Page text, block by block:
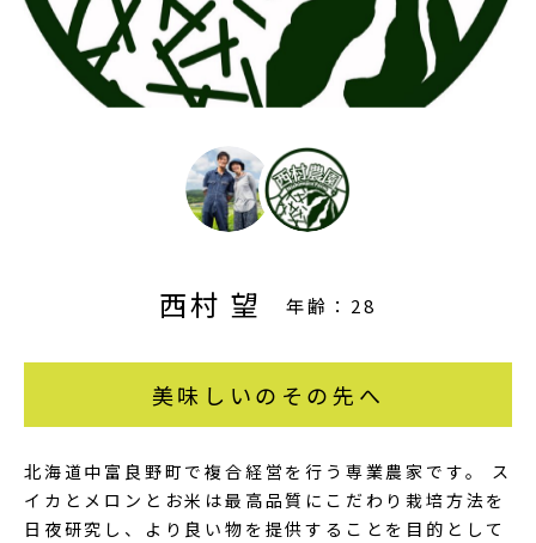
西村 望 年齢：28
美味しいのその先へ
北海道中富良野町で複合経営を行う専業農家です。 ス
イカとメロンとお米は最高品質にこだわり栽培方法を
日夜研究し、より良い物を提供することを目的として